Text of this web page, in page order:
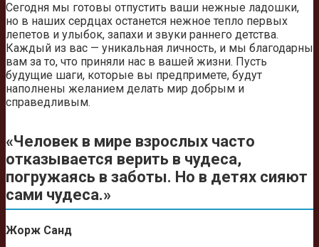
Сегодня мы готовы отпустить ваши нежные ладошки,
но в наших сердцах останется нежное тепло первых
лепетов и улыбок, запахи и звуки раннего детства.
Каждый из вас — уникальная личность, и мы благодарны
вам за то, что приняли нас в вашей жизни. Пусть
будущие шаги, которые вы предпримете, будут
наполнены желанием делать мир добрым и
справедливым.
«Человек в мире взрослых часто
отказывается верить в чудеса,
погружаясь в заботы. Но в детях сияют
сами чудеса.»
Жорж Санд